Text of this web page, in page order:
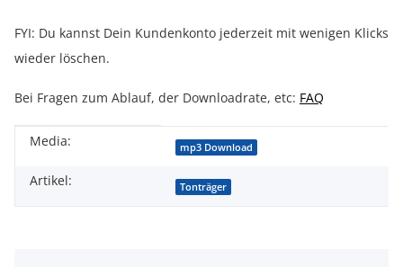
FYI: Du kannst Dein Kundenkonto jederzeit mit wenigen Klicks
wieder löschen.
Bei Fragen zum Ablauf, der Downloadrate, etc: FAQ
Produkteigenschaft
Wert
Media: mp3 Download
Artikel: Tonträger